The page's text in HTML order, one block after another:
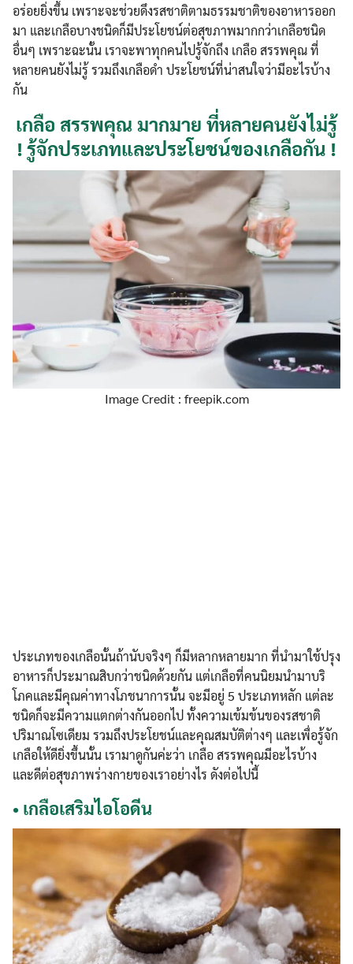
อร่อยยิ่งขึ้น เพราะจะช่วยดึงรสชาติตามธรรมชาติของอาหารออก
มา และเกลือบางชนิดก็มีประโยชน์ต่อสุขภาพมากกว่าเกลือชนิด
อื่นๆ เพราะฉะนั้น เราจะพาทุกคนไปรู้จักถึง เกลือ สรรพคุณ ที่
หลายคนยังไม่รู้ รวมถึงเกลือดำ ประโยชน์ที่น่าสนใจว่ามีอะไรบ้าง
กัน
เกลือ สรรพคุณ มากมาย ที่หลายคนยังไม่รู้
! รู้จักประเภทและประโยชน์ของเกลือกัน !
Image Credit : freepik.com
ประเภทของเกลือนั้นถ้านับจริงๆ ก็มีหลากหลายมาก ที่นำมาใช้ปรุง
อาหารก็ประมาณสิบกว่าชนิดด้วยกัน แต่เกลือที่คนนิยมนำมาบริ
โภคและมีคุณค่าทางโภชนาการนั้น จะมีอยู่ 5 ประเภทหลัก แต่ละ
ชนิดก็จะมีความแตกต่างกันออกไป ทั้งความเข้มข้นของรสชาติ
ปริมาณโซเดียม รวมถึงประโยชน์และคุณสมบัติต่างๆ และเพื่อรู้จัก
เกลือให้ดียิ่งขึ้นนั้น เรามาดูกันค่ะว่า เกลือ สรรพคุณมีอะไรบ้าง
และดีต่อสุขภาพร่างกายของเราอย่างไร ดังต่อไปนี้
• เกลือเสริมไอโอดีน